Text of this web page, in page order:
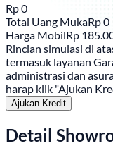
Rp0
Total Uang MukaRp0
Harga MobilRp
Rincian simulasi di
termasuk layanan
administrasi dan
harap klik "Ajukan
Ajukan Kredit
Detail